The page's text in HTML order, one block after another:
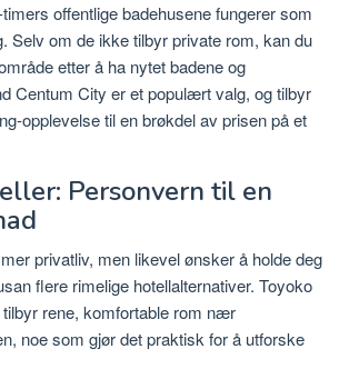
offentlige badehusene fungerer som
Selv om de ikke tilbyr private rom, kan du
etter å ha nytet badene og
Centum City er et populært valg, og tilbyr
opplevelse til en brøkdel av prisen på et
Personvern til en
privatliv, men likevel ønsker å holde deg
flere rimelige hotellalternativer. Toyoko
rene, komfortable rom nær
noe som gjør det praktisk for å utforske